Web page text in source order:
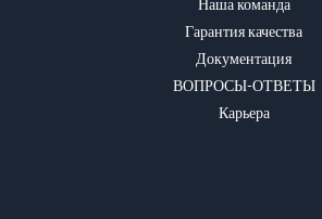
Гарантия качества
Документация
ВОПРОСЫ-ОТВЕТЫ
Карьера